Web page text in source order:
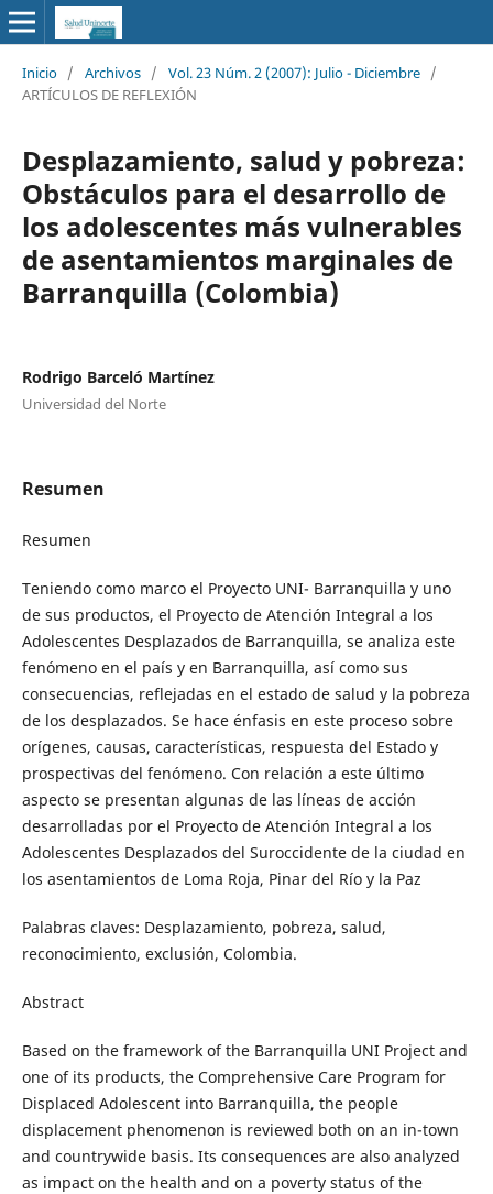
Inicio / Archivos / Vol. 23 Núm. 2 (2007): Julio - Diciembre /
ARTÍCULOS DE REFLEXIÓN
Desplazamiento, salud y pobreza:
Obstáculos para el desarrollo de
los adolescentes más vulnerables
de asentamientos marginales de
Barranquilla (Colombia)
Rodrigo Barceló Martínez
Universidad del Norte
Resumen
Resumen
Teniendo como marco el Proyecto UNI- Barranquilla y uno
de sus productos, el Proyecto de Atención Integral a los
Adolescentes Desplazados de Barranquilla, se analiza este
fenómeno en el país y en Barranquilla, así como sus
consecuencias, reflejadas en el estado de salud y la pobreza
de los desplazados. Se hace énfasis en este proceso sobre
orígenes, causas, características, respuesta del Estado y
prospectivas del fenómeno. Con relación a este último
aspecto se presentan algunas de las líneas de acción
desarrolladas por el Proyecto de Atención Integral a los
Adolescentes Desplazados del Suroccidente de la ciudad en
los asentamientos de Loma Roja, Pinar del Río y la Paz
Palabras claves: Desplazamiento, pobreza, salud,
reconocimiento, exclusión, Colombia.
Abstract
Based on the framework of the Barranquilla UNI Project and
one of its products, the Comprehensive Care Program for
Displaced Adolescent into Barranquilla, the people
displacement phenomenon is reviewed both on an in-town
and countrywide basis. Its consequences are also analyzed
as impact on the health and on a poverty status of the